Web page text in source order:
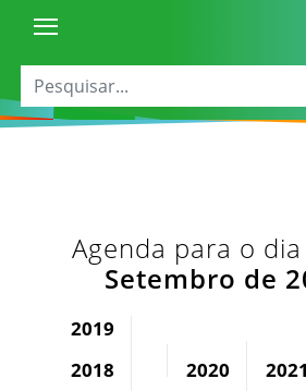
Agenda para o dia
Setembro de
2019
2018
2020 2021